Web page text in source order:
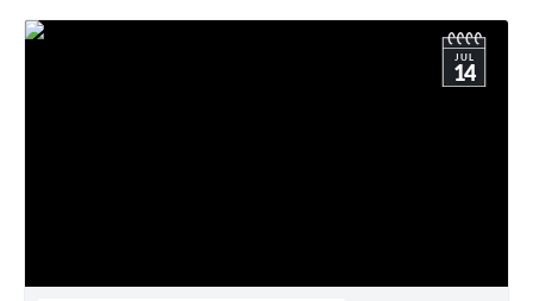
JUL
14